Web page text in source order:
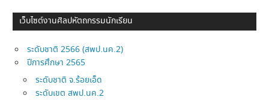
เว็บไซต์งานศิลปหัตถกรรมนักเรียน
ระดับชาติ 2566 (สพป.นค.2)
ปีการศึกษา 2565
ระดับชาติ จ.ร้อยเอ็ด
ระดับเขต สพป.นค.2